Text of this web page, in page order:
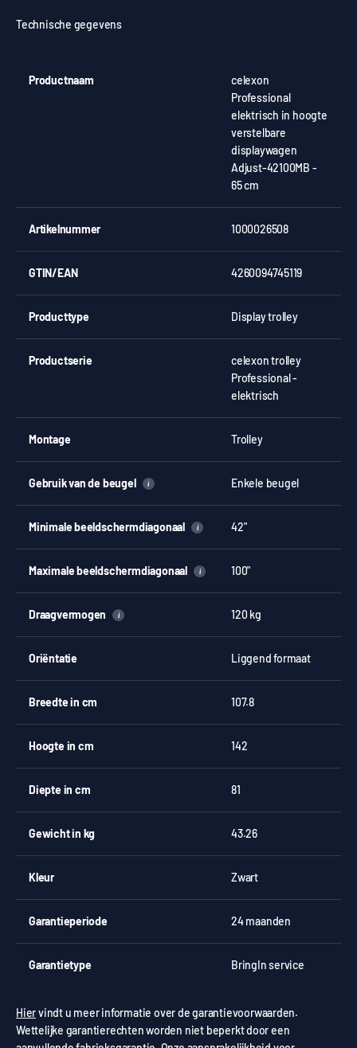
Technische gegevens
Productnaam
celexon
Professional
elektrisch in hoogte
verstelbare
displaywagen
Adjust-42100MB -
65 cm
Artikelnummer 1000026508
GTIN/EAN 4260094745119
Producttype Display trolley
Productserie
celexon trolley
Professional -
elektrisch
Montage Trolley
Gebruik van de beugel i Enkele beugel
Minimale beeldschermdiagonaal i 42"
Maximale beeldschermdiagonaal i 100"
Draagvermogen i 120 kg
Oriëntatie Liggend formaat
Breedte in cm 107.8
Hoogte in cm 142
Diepte in cm 81
Gewicht in kg 43.26
Kleur Zwart
Garantieperiode 24 maanden
Garantietype BringIn service
Hiervindt u meer informatie over de garantievoorwaarden.
Wettelijke garantierechten worden niet beperkt door een